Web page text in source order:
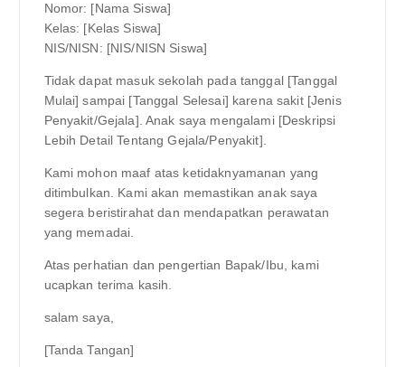
Nomor: [Nama Siswa]
Kelas: [Kelas Siswa]
NIS/NISN: [NIS/NISN Siswa]
Tidak dapat masuk sekolah pada tanggal [Tanggal
Mulai] sampai [Tanggal Selesai] karena sakit [Jenis
Penyakit/Gejala]. Anak saya mengalami [Deskripsi
Lebih Detail Tentang Gejala/Penyakit].
Kami mohon maaf atas ketidaknyamanan yang
ditimbulkan. Kami akan memastikan anak saya
segera beristirahat dan mendapatkan perawatan
yang memadai.
Atas perhatian dan pengertian Bapak/Ibu, kami
ucapkan terima kasih.
salam saya,
[Tanda Tangan]